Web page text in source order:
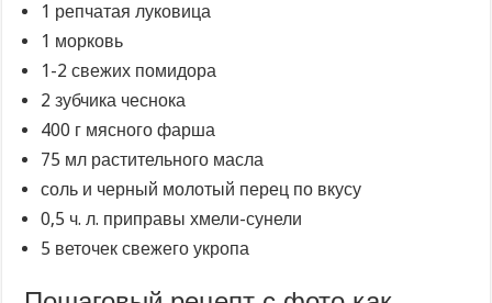
1 репчатая луковица
1 морковь
1-2 свежих помидора
2 зубчика чеснока
400 г мясного фарша
75 мл растительного масла
соль и черный молотый перец по вкусу
0,5 ч. л. приправы хмели-сунели
5 веточек свежего укропа